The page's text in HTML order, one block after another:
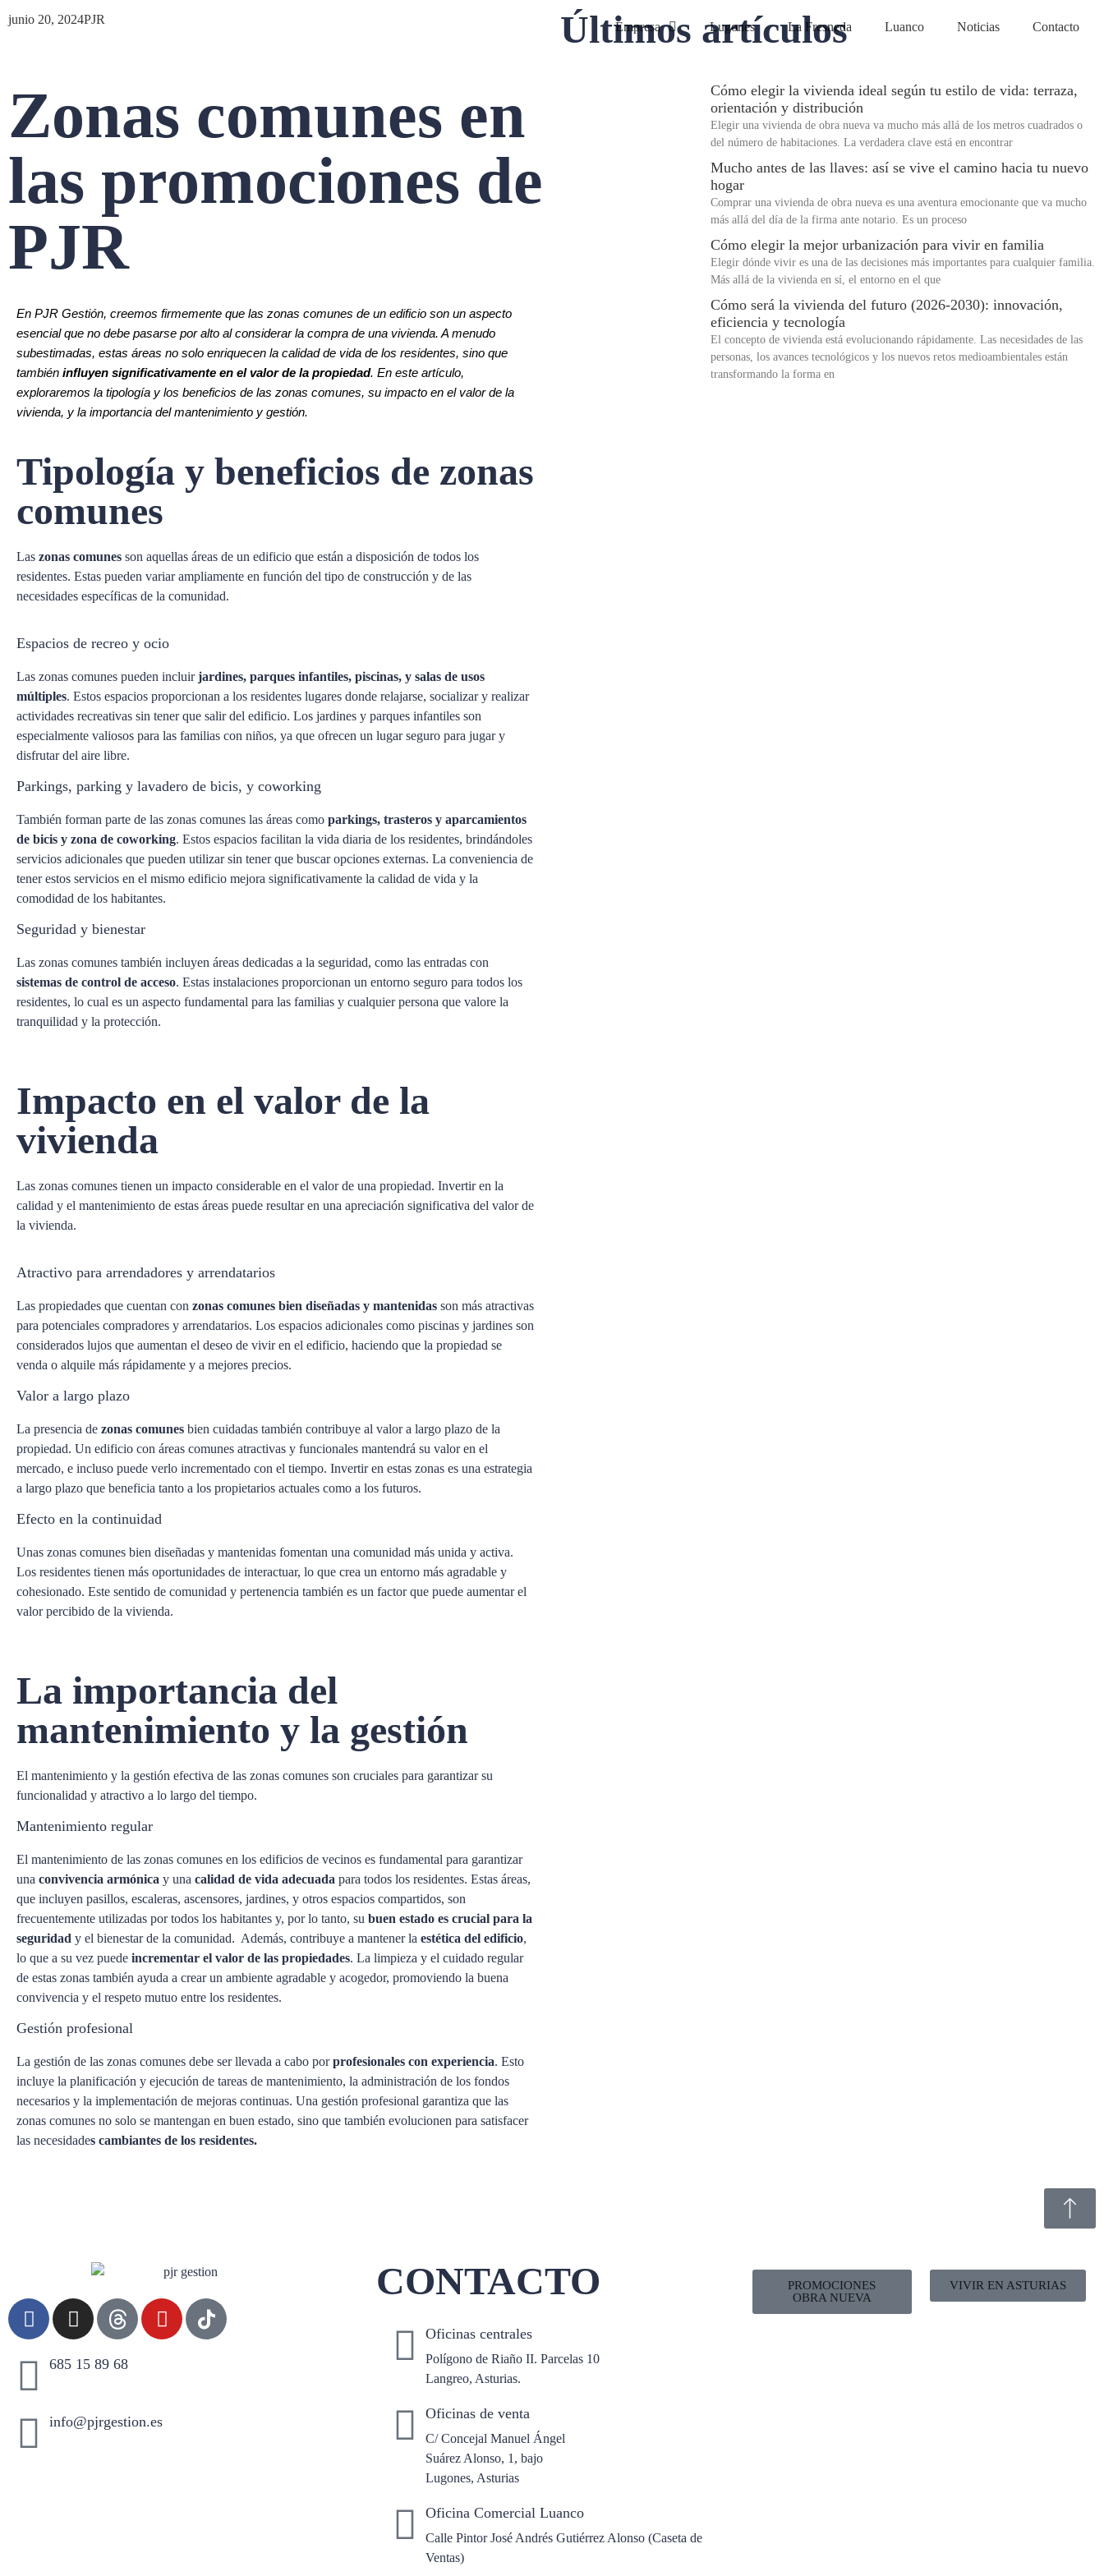
Empresa Lugones La Fresneda Luanco Noticias Contacto
junio 20, 2024PJR
Zonas comunes en
las promociones de
PJR
En PJR Gestión, creemos firmemente que las zonas comunes de un edificio son un aspecto
esencial que no debe pasarse por alto al considerar la compra de una vivienda. A menudo
subestimadas, estas áreas no solo enriquecen la calidad de vida de los residentes, sino que
también influyen significativamente en el valor de la propiedad. En este artículo,
exploraremos la tipología y los beneficios de las zonas comunes, su impacto en el valor de la
vivienda, y la importancia del mantenimiento y gestión.
Tipología y beneficios de zonas
comunes
Las zonas comunes son aquellas áreas de un edificio que están a disposición de todos los
residentes. Estas pueden variar ampliamente en función del tipo de construcción y de las
necesidades específicas de la comunidad.
Espacios de recreo y ocio
Las zonas comunes pueden incluirjardines, parques infantiles, piscinas, y salas de usos
múltiples. Estos espacios proporcionan a los residentes lugares donde relajarse, socializar y realizar
actividades recreativas sin tener que salir del edificio. Los jardines y parques infantiles son
especialmente valiosos para las familias con niños, ya que ofrecen un lugar seguro para jugar y
disfrutar del aire libre.
Parkings, parking y lavadero de bicis, y coworking
También forman parte de las zonas comunes las áreas como parkings, trasteros y aparcamientos
de bicis y zona de coworking. Estos espacios facilitan la vida diaria de los residentes, brindándoles
servicios adicionales que pueden utilizar sin tener que buscar opciones externas. La conveniencia de
tener estos servicios en el mismo edificio mejora significativamente la calidad de vida y la
comodidad de los habitantes.
Seguridad y bienestar
Las zonas comunes también incluyen áreas dedicadas a la seguridad, como las entradas con
sistemas de control de acceso. Estas instalaciones proporcionan un entorno seguro para todos los
residentes, lo cual es un aspecto fundamental para las familias y cualquier persona que valore la
tranquilidad y la protección.
Impacto en el valor de la
vivienda
Las zonas comunes tienen un impacto considerable en el valor de una propiedad. Invertir en la
calidad y el mantenimiento de estas áreas puede resultar en una apreciación significativa del valor de
la vivienda.
Atractivo para arrendadores y arrendatarios
Las propiedades que cuentan con zonas comunes bien diseñadas y mantenidas son más atractivas
para potenciales compradores y arrendatarios. Los espacios adicionales como piscinas y jardines son
considerados lujos que aumentan el deseo de vivir en el edificio, haciendo que la propiedad se
venda o alquile más rápidamente y a mejores precios.
Valor a largo plazo
La presencia de zonas comunes bien cuidadas también contribuye al valor a largo plazo de la
propiedad. Un edificio con áreas comunes atractivas y funcionales mantendrá su valor en el
mercado, e incluso puede verlo incrementado con el tiempo. Invertir en estas zonas es una estrategia
a largo plazo que beneficia tanto a los propietarios actuales como a los futuros.
Efecto en la continuidad
Unas zonas comunes bien diseñadas y mantenidas fomentan una comunidad más unida y activa.
Los residentes tienen más oportunidades de interactuar, lo que crea un entorno más agradable y
cohesionado. Este sentido de comunidad y pertenencia también es un factor que puede aumentar el
valor percibido de la vivienda.
La importancia del
mantenimiento y la gestión
El mantenimiento y la gestión efectiva de las zonas comunes son cruciales para garantizar su
funcionalidad y atractivo a lo largo del tiempo.
Mantenimiento regular
El mantenimiento de las zonas comunes en los edificios de vecinos es fundamental para garantizar
una convivencia armónica y una calidad de vida adecuada para todos los residentes. Estas áreas,
que incluyen pasillos, escaleras, ascensores, jardines, y otros espacios compartidos, son
frecuentemente utilizadas por todos los habitantes y, por lo tanto, su buen estado es crucial para la
seguridad y el bienestar de la comunidad. Además, contribuye a mantener la estética del edificio,
lo que a su vez puede incrementar el valor de las propiedades. La limpieza y el cuidado regular
de estas zonas también ayuda a crear un ambiente agradable y acogedor, promoviendo la buena
convivencia y el respeto mutuo entre los residentes.
Gestión profesional
La gestión de las zonas comunes debe ser llevada a cabo porprofesionales con experiencia. Esto
incluye la planificación y ejecución de tareas de mantenimiento, la administración de los fondos
necesarios y la implementación de mejoras continuas. Una gestión profesional garantiza que las
zonas comunes no solo se mantengan en buen estado, sino que también evolucionen para satisfacer
las necesidades cambiantes de los residentes.
Últimos artículos
Cómo elegir la vivienda ideal según tu estilo de vida: terraza,
orientación y distribución
Elegir una vivienda de obra nueva va mucho más allá de los metros cuadrados o
del número de habitaciones. La verdadera clave está en encontrar
Mucho antes de las llaves: así se vive el camino hacia tu nuevo
hogar
Comprar una vivienda de obra nueva es una aventura emocionante que va mucho
más allá del día de la firma ante notario. Es un proceso
Cómo elegir la mejor urbanización para vivir en familia
Elegir dónde vivir es una de las decisiones más importantes para cualquier familia.
Más allá de la vivienda en sí, el entorno en el que
Cómo será la vivienda del futuro (2026-2030): innovación,
eficiencia y tecnología
El concepto de vivienda está evolucionando rápidamente. Las necesidades de las
personas, los avances tecnológicos y los nuevos retos medioambientales están
transformando la forma en
685 15 89 68
info@pjrgestion.es
CONTACTO
Oficinas centrales
Polígono de Riaño II. Parcelas 10
Langreo, Asturias.
Oficinas de venta
C/ Concejal Manuel Ángel
Suárez Alonso, 1, bajo
Lugones, Asturias
Oficina Comercial Luanco
Calle Pintor José Andrés Gutiérrez Alonso (Caseta de
Ventas)
PROMOCIONES
OBRA NUEVA
VIVIR EN ASTURIAS